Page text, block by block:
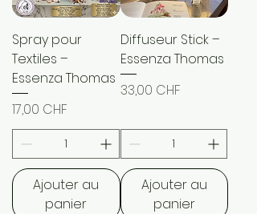
Spray pour
Textiles –
Essenza Thomas
Prix
17,00 CHF
Ajouter au
panier
Diffuseur Stick –
Essenza Thomas
Prix
33,00 CHF
Ajouter au
panier